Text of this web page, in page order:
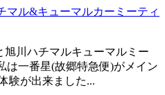
マル&キューマルカーミーティ
旭川ハチマルキューマルミー
は一番星(故郷特急便)がメイン
験が出来ました...